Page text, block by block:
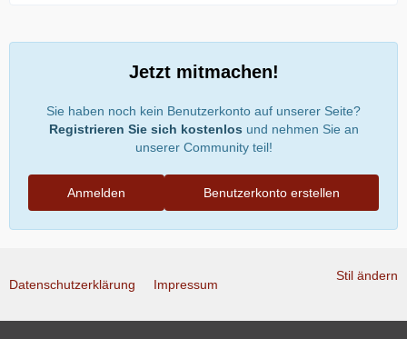
Jetzt mitmachen!
Sie haben noch kein Benutzerkonto auf unserer Seite?
Registrieren Sie sich kostenlos und nehmen Sie an
unserer Community teil!
Benutzerkonto erstellen
Anmelden
Stil ändern
Datenschutzerklärung Impressum